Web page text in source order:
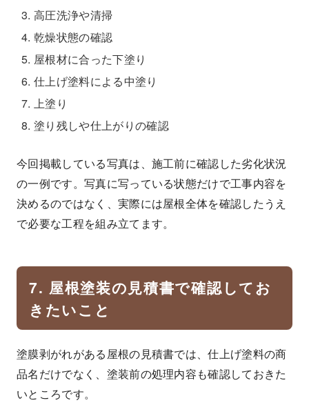
高圧洗浄や清掃
乾燥状態の確認
屋根材に合った下塗り
仕上げ塗料による中塗り
上塗り
塗り残しや仕上がりの確認
今回掲載している写真は、施工前に確認した劣化状況
の一例です。写真に写っている状態だけで工事内容を
決めるのではなく、実際には屋根全体を確認したうえ
で必要な工程を組み立てます。
7. 屋根塗装の見積書で確認してお
きたいこと
塗膜剥がれがある屋根の見積書では、仕上げ塗料の商
品名だけでなく、塗装前の処理内容も確認しておきた
いところです。